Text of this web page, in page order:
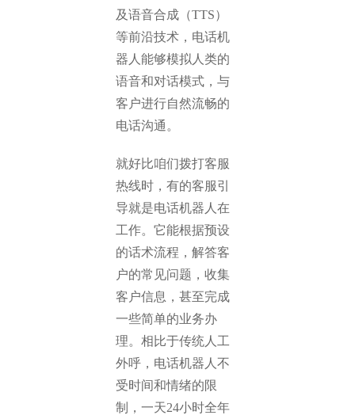
及语音合成（TTS）
等前沿技术，电话机
器人能够模拟人类的
语音和对话模式，与
客户进行自然流畅的
电话沟通。
就好比咱们拨打客服
热线时，有的客服引
导就是电话机器人在
工作。它能根据预设
的话术流程，解答客
户的常见问题，收集
客户信息，甚至完成
一些简单的业务办
理。相比于传统人工
外呼，电话机器人不
受时间和情绪的限
制，一天24小时全年